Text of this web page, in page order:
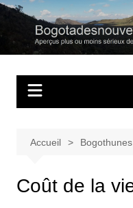
Aller
contenu
Regards personnels sur la vie
Accueil Bogothunes
Coût de la